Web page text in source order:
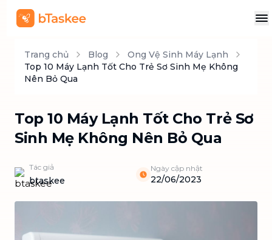
Trang chủ Blog
Ong Vệ Sinh Máy Lạnh
Top 10 Máy Lạnh Tốt Cho Trẻ Sơ Sinh Mẹ Không
Nên Bỏ Qua
Top 10 Máy Lạnh Tốt Cho Trẻ Sơ
Sinh Mẹ Không Nên Bỏ Qua
Tác giả
btaskee
Ngày cập nhật
22/06/2023